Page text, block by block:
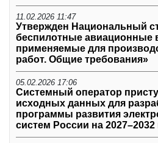
11.02.2026 11:47
Утвержден Национальный
беспилотные авиационные
применяемые для
работ. Общие требования»
05.02.2026 17:06
Системный оператор
исходных данных для
программы развития
систем России на